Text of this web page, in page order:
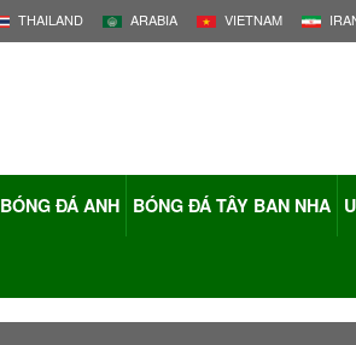
THAILAND ARABIA VIETNAM
BÓNG ĐÁ ANH BÓNG ĐÁ TÂY BAN NHA